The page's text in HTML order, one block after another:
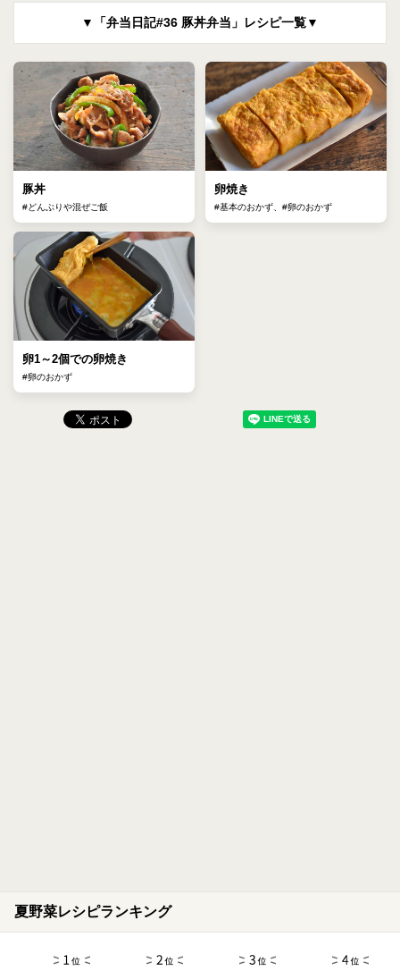
▼「弁当日記#36 豚丼弁当」レシピ一覧▼
豚丼
#どんぶりや混ぜご飯
卵焼き
#基本のおかず、#卵のおかず
卵1～2個での卵焼き
#卵のおかず
夏野菜レシピランキング